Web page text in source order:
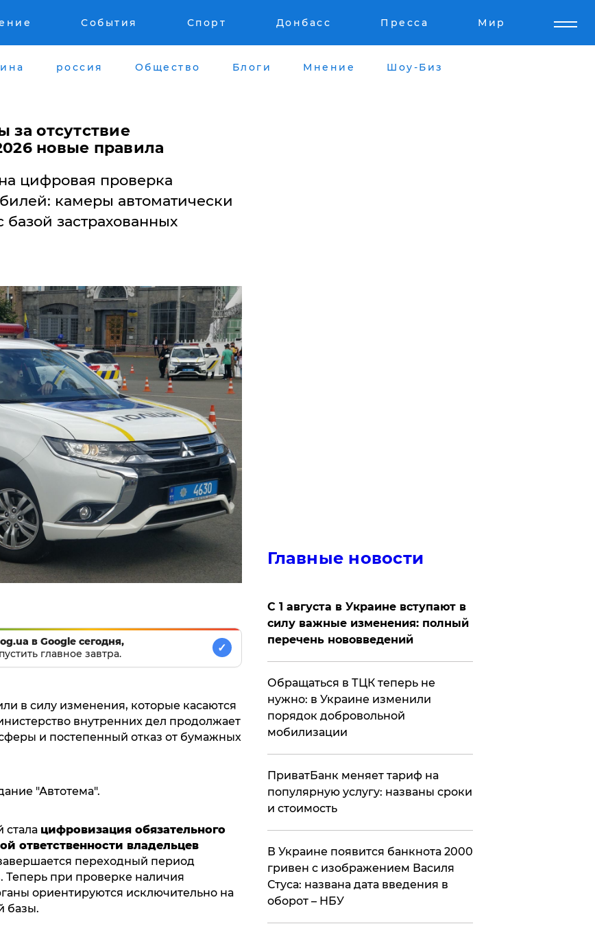
События Спорт Донбасс Пресса Мир
россия Общество Блоги Мнение Шоу-Биз
отсутствие
новые правила
цифровая проверка
камеры автоматически
застрахованных
в Google сегодня,
главное завтра.
✓
в силу изменения, которые касаются
внутренних дел продолжает
и постепенный отказ от бумажных
"Автотема".
цифровизация обязательного
ответственности владельцев
переходный период
при проверке наличия
ориентируются исключительно на
базы.
Главные новости
С 1 августа в Украине вступают в
силу важные изменения: полный
перечень нововведений
Обращаться в ТЦК теперь не
нужно: в Украине изменили
порядок добровольной
мобилизации
ПриватБанк меняет тариф на
популярную услугу: названы сроки
и стоимость
В Украине появится банкнота 2000
гривен с изображением Василя
Стуса: названа дата введения в
оборот – НБУ